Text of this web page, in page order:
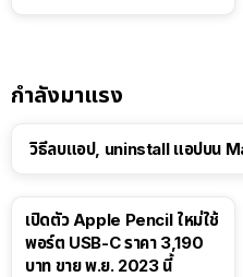
กำลังมาแรง
วิธีลบแอป, uninstall แอปบน
เปิดตัว Apple Pencil ใหม่ใช้
พอร์ต USB-C ราคา 3,190
บาท ขาย พ.ย. 2023 นี้